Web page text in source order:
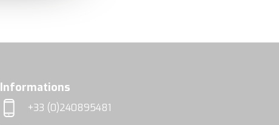
Informations
Téléphone
+33 (0)240895481